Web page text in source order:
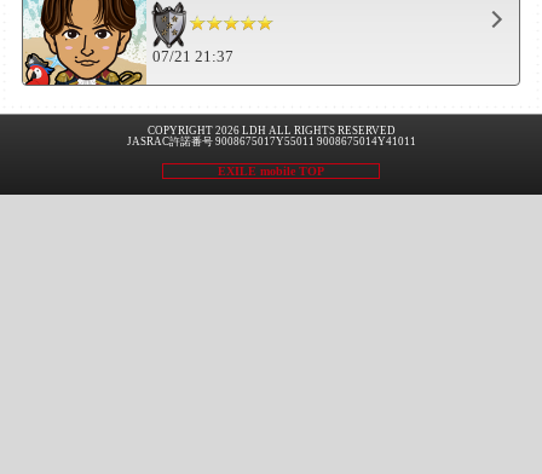
07/21 21:37
COPYRIGHT 2026 LDH ALL RIGHTS RESERVED
JASRAC許諾番号 9008675017Y55011 9008675014Y41011
EXILE mobile TOP